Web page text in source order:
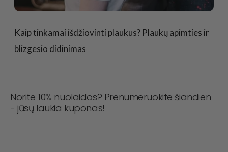
Kaip tinkamai išdžiovinti plaukus? Plaukų apimties ir
blizgesio didinimas
Norite 10% nuolaidos? Prenumeruokite šiandien
- jūsų laukia kuponas!